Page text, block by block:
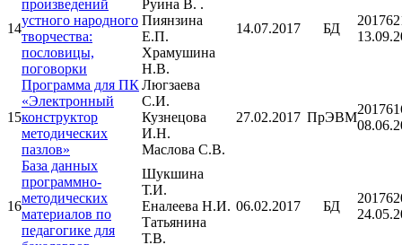
14
произведений
устного народного
творчества:
пословицы,
поговорки
Руина В. .
Пиянзина
Е.П.
Храмушина
Н.В.
14.07.2017 БД
15
Программа для ПК
«Электронный
конструктор
методических
пазлов»
Люгзаева
С.И.
Кузнецова
И.Н.
Маслова С.В.
27.02.2017 ПрЭВМ
16
База данных
программно-
методических
материалов по
педагогике для
Шукшина
Т.И.
Еналеева Н.И.
Татьянина
Т.В.
06.02.2017 БД